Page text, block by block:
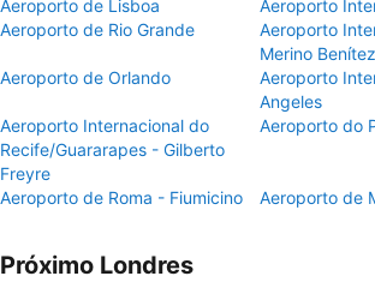
Aeroporto de Lisboa
Aeroporto
Aeroporto de Rio Grande
Aeroporto
Merino Benítez
Aeroporto de Orlando
Aeroporto
Angeles
Aeroporto Internacional do
Recife/Guararapes - Gilberto
Freyre
Aeroporto do
Aeroporto de Roma - Fiumicino Aeroporto de
Próximo Londres